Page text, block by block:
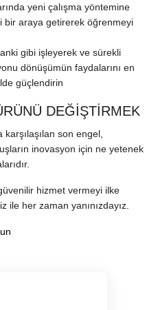
yeni çalışma yöntemine
bir araya getirerek öğrenmeyi
gibi işleyerek ve sürekli
dönüşümün faydalarını en
güçlendirin
DEĞİŞTİRMEK
son engel,
inovasyon için ne yetenek
hizmet vermeyi ilke
ile her zaman yanınızdayız.